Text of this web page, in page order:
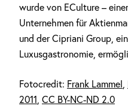
wurde von ECulture –
Unternehmen für
und der Cipriani Group,
Luxusgastronomie,
Fotocredit: Frank Lammel
2011 CC BY-NC-ND 2.0